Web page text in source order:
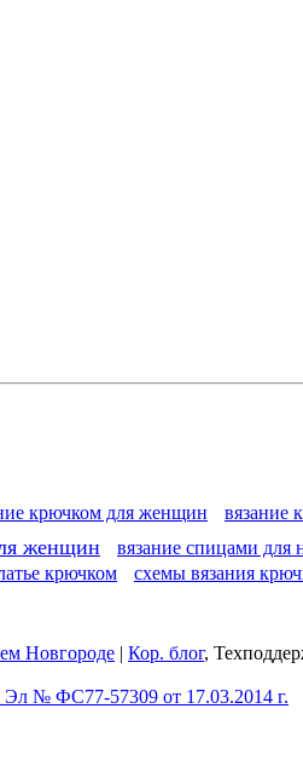
крючком для женщин вязание
женщин вязание спицами
крючком схемы вязания
Новгороде | Кор. блог,
Эл № ФС77-57309 от 17.03.2014 г.